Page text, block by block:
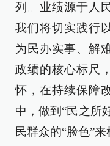
列。业绩源于人
我们将切实践行
为民办实事、解
政绩的核心标尺
怀，在持续保障
中，做到“民之所
民群众的“脸色”